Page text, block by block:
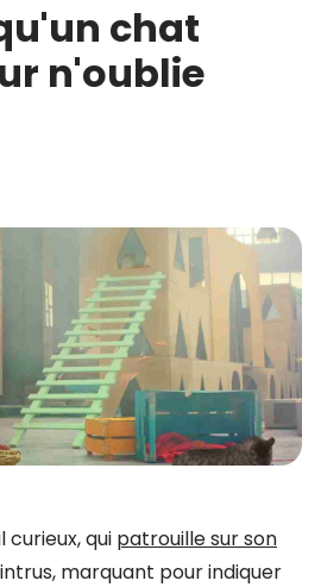
chat
n'oublie
curieux, qui patrouille sur son
marquant pour indiquer